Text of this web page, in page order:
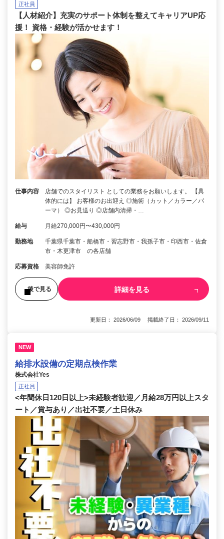
正社員
【人材紹介】充実のサポート体制を整えてキャリアUP応
援！ 資格・経験が活かせます！
仕事内容
店舗でのスタイリスト としての業務をお願いします。 【具
体的には】 お客様のお出迎え ◎施術（カット／カラー／パ
ーマ） ◎お見送り ◎店舗内清掃・…
給与 月給270,000円〜430,000円
勤務地
千葉県千葉市・船橋市・習志野市・我孫子市・印西市・佐倉
市・木更津市 の各店舗
応募資格 美容師免許
後で見る 詳細を見る
更新日： 2026/06/09 掲載終了日： 2026/09/11
NEW
給排水設備の定期点検作業
株式会社Yes
正社員
<年間休日120日以上>未経験者歓迎／月給28万円以上スタ
ート／賞与あり／出社不要／土日休み